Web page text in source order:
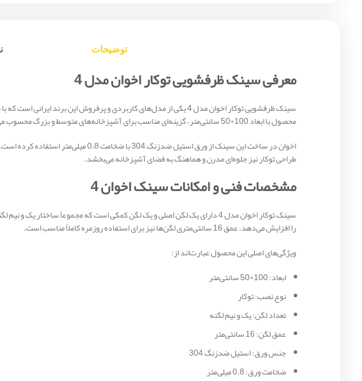
توضیحات
معرفی سینک ظرفشویی توکار اخوان مدل 4
سینک ظرفشویی توکار اخوان مدل 4 یکی از مدل‌های کاربردی و پرفروش
محصول با ابعاد 100×50 سانتی‌متر، گزینه‌ای مناسب برای آشپزخانه‌های متوسط و بزرگ محسوب می‌شود.
اخوان در ساخت این سینک از ورق استیل
طراحی توکار نیز جلوه‌ای مدرن و هماهنگ به فضای آشپزخانه می‌بخشد.
مشخصات فنی و امکانات سینک اخوان 4
سینک توکار اخوان مدل 4 دارای یک لگن اصلی و یک لگن کمکی است که مجموعاً
را افزایش می‌دهد. عمق 16 سانتی‌متری لگن‌ها نیز برای استفاده روزمره کاملاً مناسب است.
ویژگی‌های اصلی این محصول عبارت‌اند از:
ابعاد: 100×50 سانتی‌متر
نوع نصب: توکار
تعداد لگن: یک و نیم لگنه
عمق لگن: 16 سانتی‌متر
جنس ورق: استیل ضدزنگ 304
ضخامت ورق: 0.8 میلی‌متر